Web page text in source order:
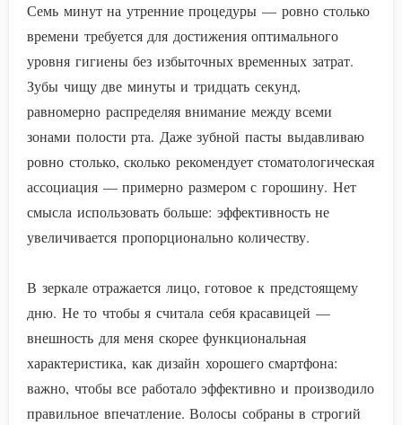
Семь минут на утренние процедуры — ровно столько
времени требуется для достижения оптимального
уровня гигиены без избыточных временных затрат.
Зубы чищу две минуты и тридцать секунд,
равномерно распределяя внимание между всеми
зонами полости рта. Даже зубной пасты выдавливаю
ровно столько, сколько рекомендует стоматологическая
ассоциация — примерно размером с горошину. Нет
смысла использовать больше: эффективность не
увеличивается пропорционально количеству.
В зеркале отражается лицо, готовое к предстоящему
дню. Не то чтобы я считала себя красавицей —
внешность для меня скорее функциональная
характеристика, как дизайн хорошего смартфона:
важно, чтобы все работало эффективно и производило
правильное впечатление. Волосы собраны в строгий